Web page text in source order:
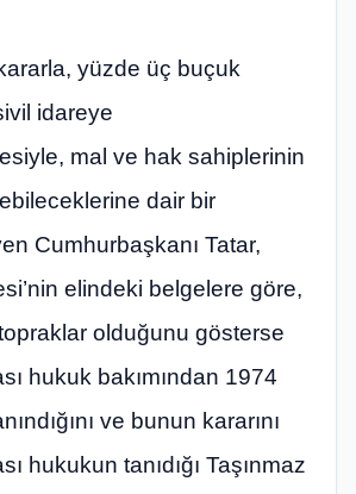
yüzde üç buçuk
idareye
mal ve hak sahiplerinin
dair bir
Cumhurbaşkanı Tatar,
elindeki belgelere göre,
olduğunu gösterse
hukuk bakımından 1974
ve bunun kararını
hukukun tanıdığı Taşınmaz